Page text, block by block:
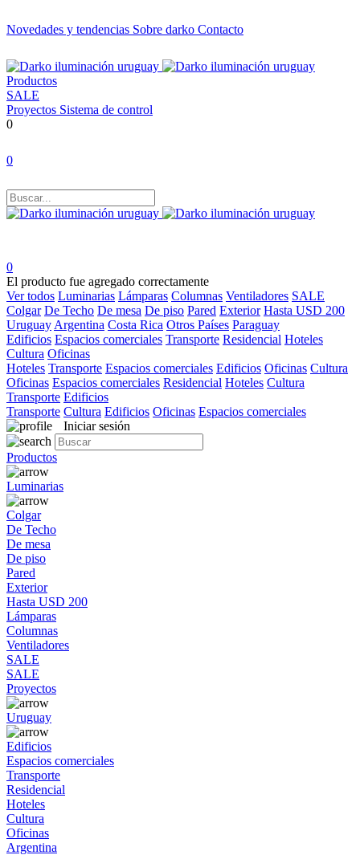
Novedades y tendencias Sobre darko Contacto
Productos
SALE
Proyectos Sistema de control
0
0
0
El producto fue agregado correctamente
Ver todos Luminarias Lámparas Columnas Ventiladores SALE
Colgar De Techo De mesa De piso Pared Exterior Hasta USD 200
Uruguay Argentina Costa Rica Otros Países Paraguay
Edificios Espacios comerciales Transporte Residencial Hoteles
Cultura Oficinas
Hoteles Transporte Espacios comerciales Edificios Oficinas Cultura
Oficinas Espacios comerciales Residencial Hoteles Cultura
Transporte Edificios
Transporte Cultura Edificios Oficinas Espacios comerciales
Iniciar sesión
Productos
Luminarias
Colgar
De Techo
De mesa
De piso
Pared
Exterior
Hasta USD 200
Lámparas
Columnas
Ventiladores
SALE
SALE
Proyectos
Uruguay
Edificios
Espacios comerciales
Transporte
Residencial
Hoteles
Cultura
Oficinas
Argentina